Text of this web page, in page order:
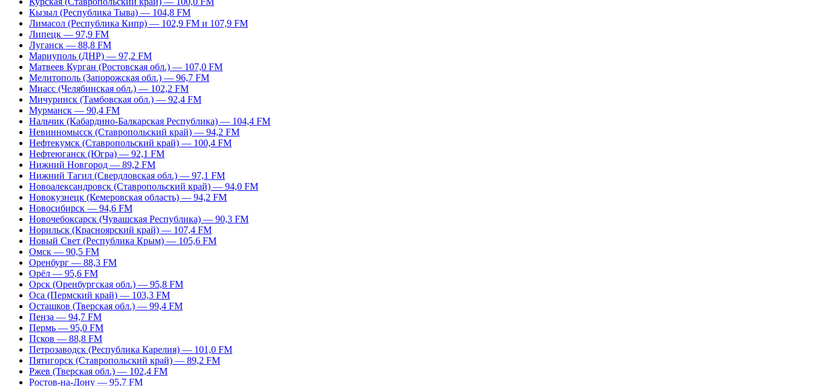
Кызыл (Республика Тыва) — 104,8 FM
Лимасол (Республика Кипр) — 102,9 FM и 107,9 FM
Липецк — 97,9 FM
Луганск — 88,8 FM
Мариуполь (ДНР) — 97,2 FM
Матвеев Курган (Ростовская обл.) — 107,0 FM
Мелитополь (Запорожская обл.) — 96,7 FM
Миасс (Челябинская обл.) — 102,2 FM
Мичуринск (Тамбовская обл.) — 92,4 FM
Мурманск — 90,4 FM
Нальчик (Кабардино-Балкарская Республика) — 104,4 FM
Невинномысск (Ставропольский край) — 94,2 FM
Нефтекумск (Ставропольский край) — 100,4 FM
Нефтеюганск (Югра) — 92,1 FM
Нижний Новгород — 89,2 FM
Нижний Тагил (Свердловская обл.) — 97,1 FM
Новоалександровск (Ставропольский край) — 94,0 FM
Новокузнецк (Кемеровская область) — 94,2 FM
Новосибирск — 94,6 FM
Новочебоксарск (Чувашская Республика) — 90,3 FM
Норильск (Красноярский край) — 107,4 FM
Новый Свет (Республика Крым) — 105,6 FM
Омск — 90,5 FM
Оренбург — 88,3 FM
Орёл — 95,6 FM
Орск (Оренбургская обл.) — 95,8 FM
Оса (Пермский край) — 103,3 FM
Осташков (Тверская обл.) — 99,4 FM
Пенза — 94,7 FM
Пермь — 95,0 FM
Псков — 88,8 FM
Петрозаводск (Республика Карелия) — 101,0 FM
Пятигорск (Ставропольский край) — 89,2 FM
Ржев (Тверская обл.) — 102,4 FM
Ростов-на-Дону — 95,7 FM